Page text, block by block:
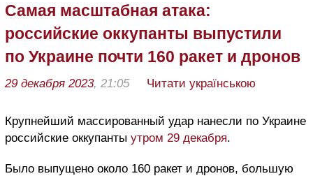
Самая масштабная атака:
российские оккупанты выпустили
по Украине почти 160 ракет и дронов
29 декабря 2023, 21:05 Читати українською
Крупнейший массированный удар нанесли по Украине
российские оккупанты утром 29 декабря.
Было выпущено около 160 ракет и дронов, большую